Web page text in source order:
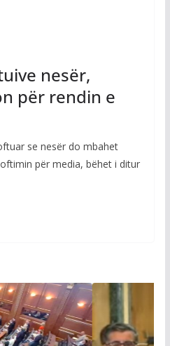
nesër,
për rendin e
se nesër do mbahet
për media, bëhet i ditur